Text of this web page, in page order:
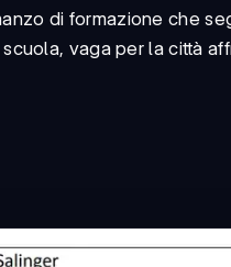
di formazione che
vaga per la città